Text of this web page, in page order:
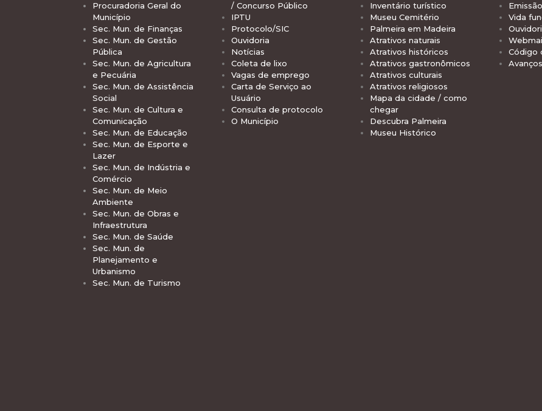
Procuradoria Geral do
Município
Sec. Mun. de Finanças
Sec. Mun. de Gestão
Pública
Sec. Mun. de Agricultura
e Pecuária
Sec. Mun. de Assistência
Social
Sec. Mun. de Cultura e
Comunicação
Sec. Mun. de Educação
Sec. Mun. de Esporte e
Lazer
Sec. Mun. de Indústria e
Comércio
Sec. Mun. de Meio
Ambiente
Sec. Mun. de Obras e
Infraestrutura
Sec. Mun. de Saúde
Sec. Mun. de
Planejamento e
Urbanismo
Sec. Mun. de Turismo
/ Concurso Público
IPTU
Protocolo/SIC
Ouvidoria
Notícias
Coleta de lixo
Vagas de emprego
Carta de Serviço ao
Usuário
Consulta de protocolo
O Município
Inventário turístico
Museu Cemitério
Palmeira em Madeira
Atrativos naturais
Atrativos históricos
Atrativos gastronômicos
Atrativos culturais
Atrativos religiosos
Mapa da cidade / como
chegar
Descubra Palmeira
Museu Histórico
Vida
Código
Avanços